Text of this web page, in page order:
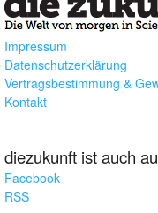
Impressum
Datenschutzerklärung
Vertragsbestimmung &
Kontakt
diezukunft ist auch
Facebook
RSS